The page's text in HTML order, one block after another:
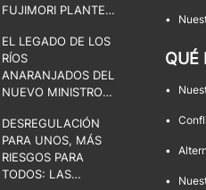
FUJIMORI PLANTEA
EL ESTADO, LA
DEMOCRACIA Y LOS
TERRITORIOS
EL LEGADO DE LOS
RÍOS
ANARANJADOS DEL
NUEVO MINISTRO
MINAS
DESREGULACIÓN
PARA UNOS, MÁS
RIESGOS PARA
TODOS: LAS
•
QUÉ
•
•
•
•